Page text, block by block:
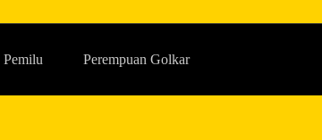
Pemilu Perempuan Golkar